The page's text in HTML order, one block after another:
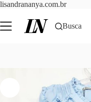
lisandrananya.com.brPular
o
conteúdo
Busca